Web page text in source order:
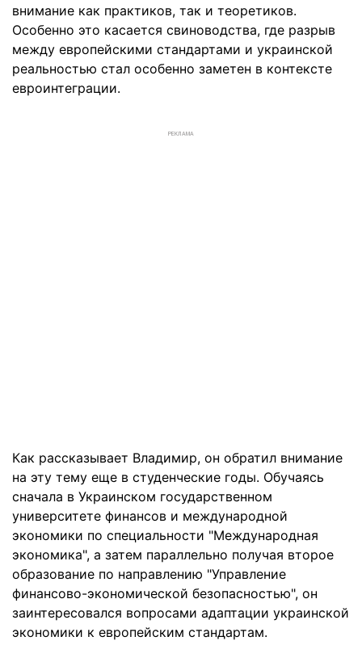
внимание как практиков, так и теоретиков.
Особенно это касается свиноводства, где разрыв
между европейскими стандартами и украинской
реальностью стал особенно заметен в контексте
евроинтеграции.
РЕКЛАМА
Как рассказывает Владимир, он обратил внимание
на эту тему еще в студенческие годы. Обучаясь
сначала в Украинском государственном
университете финансов и международной
экономики по специальности "Международная
экономика", а затем параллельно получая второе
образование по направлению "Управление
финансово-экономической безопасностью", он
заинтересовался вопросами адаптации украинской
экономики к европейским стандартам.